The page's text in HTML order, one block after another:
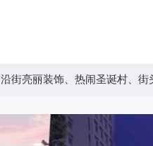
沿街亮丽装饰、热闹圣诞村、街